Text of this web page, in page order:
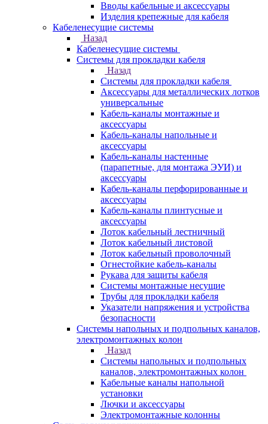
Вводы кабельные и аксессуары
Изделия крепежные для кабеля
Кабеленесущие системы
Назад
Кабеленесущие системы
Системы для прокладки кабеля
Назад
Системы для прокладки кабеля
Аксессуары для металлических лотков
универсальные
Кабель-каналы монтажные и
аксессуары
Кабель-каналы напольные и
аксессуары
Кабель-каналы настенные
(парапетные, для монтажа ЭУИ) и
аксессуары
Кабель-каналы перфорированные и
аксессуары
Кабель-каналы плинтусные и
аксессуары
Лоток кабельный лестничный
Лоток кабельный листовой
Лоток кабельный проволочный
Огнестойкие кабель-каналы
Рукава для защиты кабеля
Системы монтажные несущие
Трубы для прокладки кабеля
Указатели напряжения и устройства
безопасности
Системы напольных и подпольных каналов,
электромонтажных колон
Назад
Системы напольных и подпольных
каналов, электромонтажных колон
Кабельные каналы напольной
установки
Лючки и аксессуары
Электромонтажные колонны